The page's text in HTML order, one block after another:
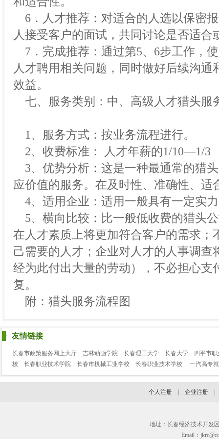
6．人才推荐：对适合的人选以保密
人接受客户的面试，共同讨论是否适
7．完成推荐：通过第5、6步工作，
人才聘用相关问题，同时做好后续沟
效益。
七、服务类别：中、高级人才猎头服
1、服务方式：按业务流程进行。
2、收费标准： 人才年薪的1/10—1/3
3、优势分析：这是一种最通常的猎
应价值的服务。在及时性、准确性、适
4、适用企业：适用一般具有一定实
5、横向比较：比一般低收费的猎头
在人才素质上将更加符合客户的需求
己需要的人才；企业对人才的人事调
经为此付出大量的劳动），不必担心
复。
附：猎头服务流程图
友情链接
长春市政策服务网上大厅 吉林动画学院 长春理工大学 长春大学
四平市
校
长春职业技术学院 长春市机械工业学校 长春职业技术学校 一汽高专
个人注册 企业注册
地址：长春经济技术开发
Email：